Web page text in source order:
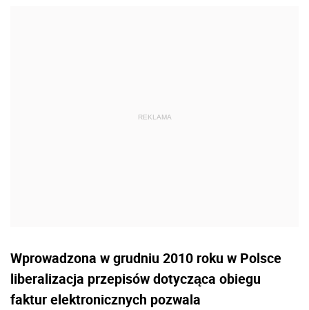
Wprowadzona w grudniu 2010 roku w Polsce
liberalizacja przepisów dotycząca obiegu
faktur elektronicznych pozwala